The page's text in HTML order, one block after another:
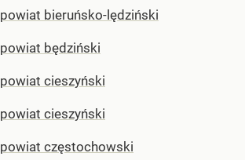
powiat bieruńsko-lędziński
powiat będziński
powiat cieszyński
powiat cieszyński
powiat częstochowski